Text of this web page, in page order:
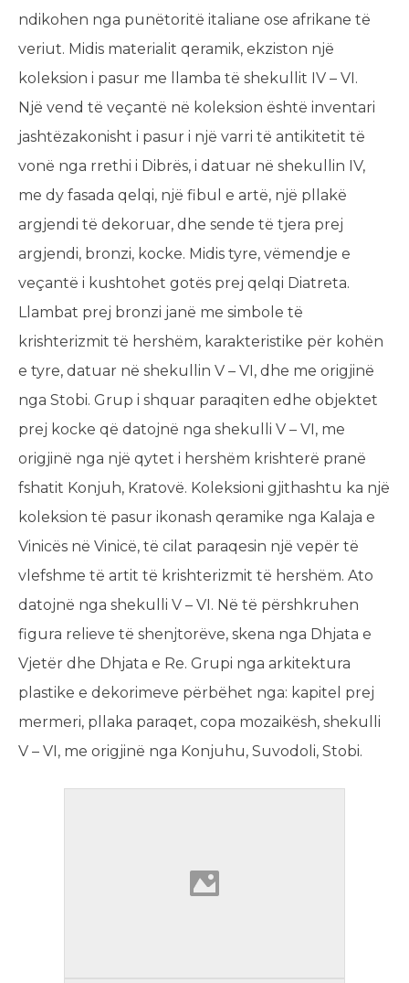
ndikohen nga punëtoritë italiane ose afrikane të
veriut. Midis materialit qeramik, ekziston një
koleksion i pasur me llamba të shekullit IV – VI.
Një vend të veçantë në koleksion është inventari
jashtëzakonisht i pasur i një varri të antikitetit të
vonë nga rrethi i Dibrës, i datuar në shekullin IV,
me dy fasada qelqi, një fibul e artë, një pllakë
argjendi të dekoruar, dhe sende të tjera prej
argjendi, bronzi, kocke. Midis tyre, vëmendje e
veçantë i kushtohet gotës prej qelqi Diatreta.
Llambat prej bronzi janë me simbole të
krishterizmit të hershëm, karakteristike për kohën
e tyre, datuar në shekullin V – VI, dhe me origjinë
nga Stobi. Grup i shquar paraqiten edhe objektet
prej kocke që datojnë nga shekulli V – VI, me
origjinë nga një qytet i hershëm krishterë pranë
fshatit Konjuh, Kratovë. Koleksioni gjithashtu ka një
koleksion të pasur ikonash qeramike nga Kalaja e
Vinicës në Vinicë, të cilat paraqesin një vepër të
vlefshme të artit të krishterizmit të hershëm. Ato
datojnë nga shekulli V – VI. Në të përshkruhen
figura relieve të shenjtorëve, skena nga Dhjata e
Vjetër dhe Dhjata e Re. Grupi nga arkitektura
plastike e dekorimeve përbëhet nga: kapitel prej
mermeri, pllaka paraqet, copa mozaikësh, shekulli
V – VI, me origjinë nga Konjuhu, Suvodoli, Stobi.